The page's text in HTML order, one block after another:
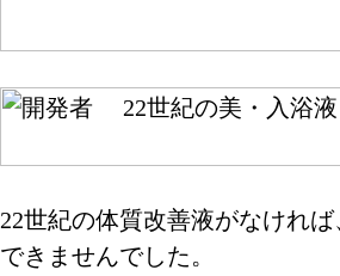
22世紀の体質改善液がなけれ
できませんでした。